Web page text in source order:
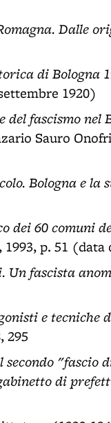
Dalle
di Bologna
1920)
fascismo nel
Sauro
Bologna e la
dei 60 comuni
p. 51 (data
Un fascista
e tecniche
295
"fascio
di